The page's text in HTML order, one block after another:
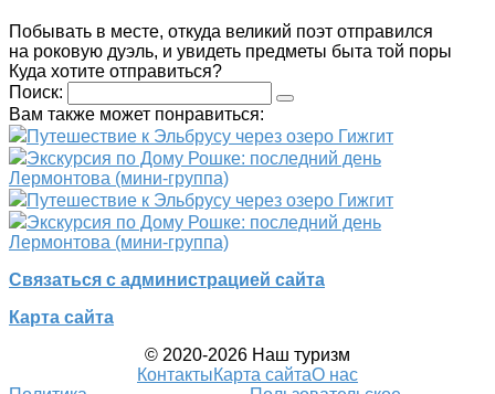
Побывать в месте, откуда великий поэт отправился
на роковую дуэль, и увидеть предметы быта той поры
Куда хотите отправиться?
Поиск:
Вам также может понравиться:
Путешествие к Эльбрусу через озеро Гижгит
Экскурсия по Дому Рошке: последний день
Лермонтова (мини-группа)
Путешествие к Эльбрусу через озеро Гижгит
Экскурсия по Дому Рошке: последний день
Лермонтова (мини-группа)
Связаться с администрацией сайта
Карта сайта
© 2020-2026 Наш туризм
КонтактыКарта сайтаО нас